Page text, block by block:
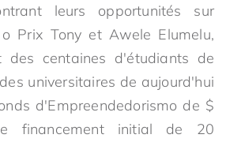
leurs opportunités sur
Prix Tony et Awele Elumelu,
des centaines d'étudiants de
universitaires de aujourd'hui
d'Empreendedorismo de $
financement initial de 20